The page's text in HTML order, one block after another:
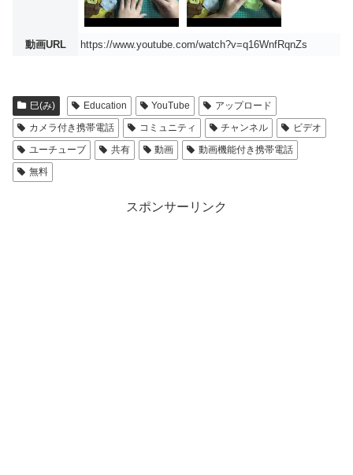
動画URL https://www.youtube.com/watch?v=q16WnfRqnZs
巳(み) Education YouTube
アップロード
カメラ付き携帯電話
コミュニティ チャンネル
ビデオ
ユーチューブ
共有 動画
動画機能付き携帯電話
無料
スポンサーリンク